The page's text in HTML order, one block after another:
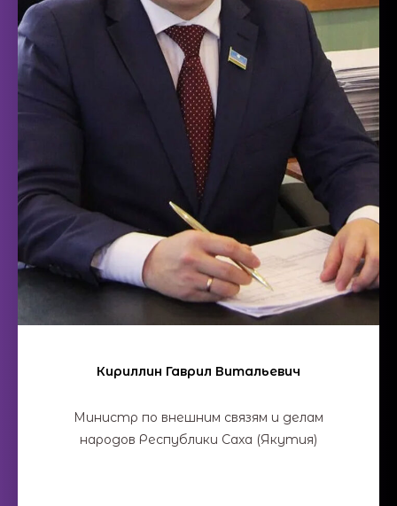
Кириллин Гаврил Витальевич
Министр по внешним связям и делам
народов Республики Саха (Якутия)